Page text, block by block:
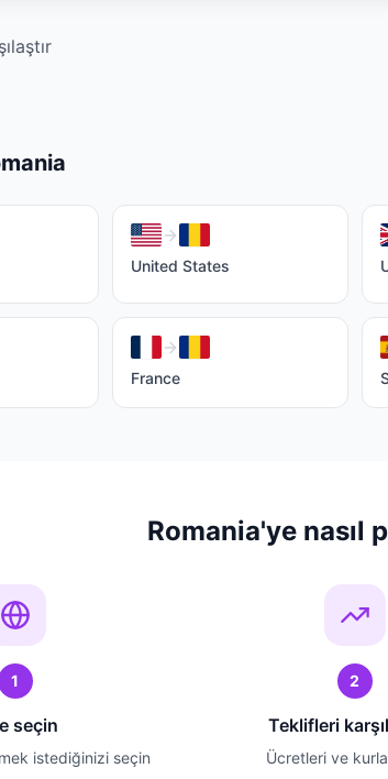
United States
France
Romania'ye nasıl
1
seçin
istediğinizi seçin
2
Teklifleri
Ücretleri ve